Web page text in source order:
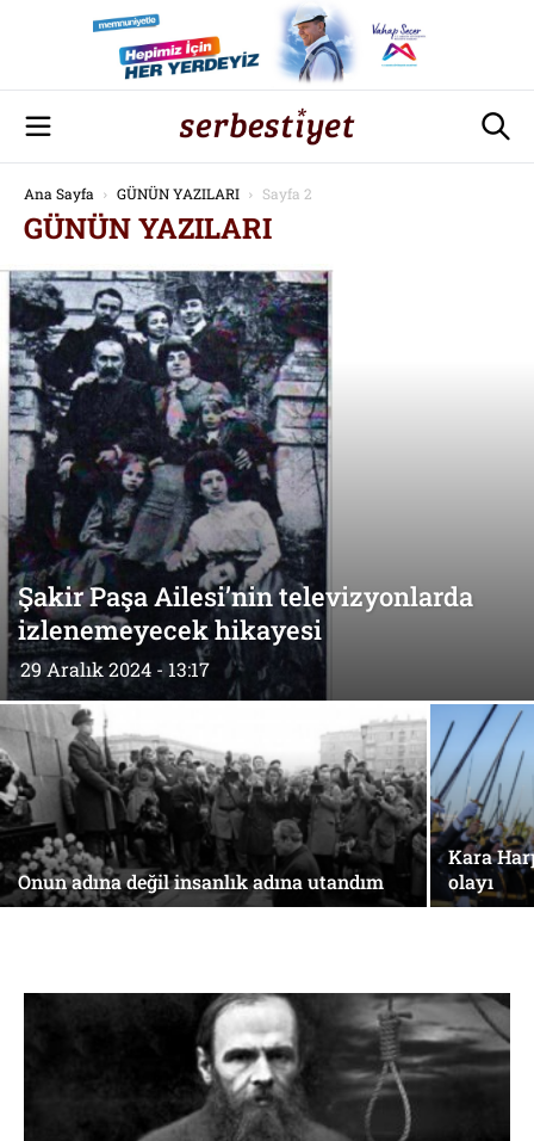
Ana Sayfa GÜNÜN YAZILARI Sayfa 2
GÜNÜN YAZILARI
Şakir Paşa Ailesi’nin televizyonlarda
izlenemeyecek hikayesi
29 Aralık 2024 - 13:17
Onun adına değil insanlık adına utandım
Kara
olayı